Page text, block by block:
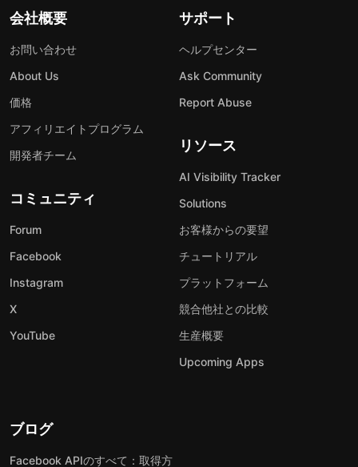
会社概要
お問い合わせ
About Us
価格
アフィリエイトプログラム
開発者チーム
コミュニティ
Forum
Facebook
Instagram
X
YouTube
サポート
ヘルプセンター
Ask Community
Report Abuse
リソース
AI Visibility Tracker
Solutions
お客様からの要望
チュートリアル
プラットフォーム
競合他社との比較
生産概要
Upcoming Apps
ブログ
Facebook APIのすべて：取得方